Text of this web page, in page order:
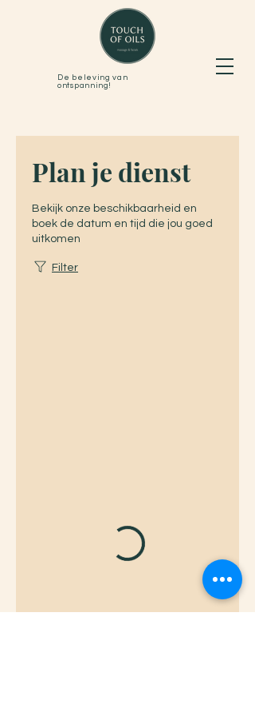
De beleving van
ontspanning!
Plan je dienst
Bekijk onze beschikbaarheid en
boek de datum en tijd die jou goed
uitkomen
Filter